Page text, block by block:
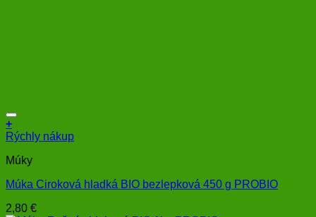
+
Rýchly nákup
Múky
Múka Ciroková hladká BIO bezlepková 450 g PROBIO
2,80 €